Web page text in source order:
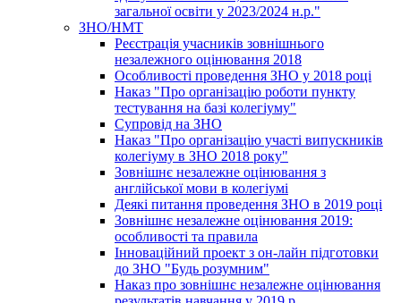
загальної освіти у 2023/2024 н.р."
ЗНО/НМТ
Реєстрація учасників зовнішнього
незалежного оцінювання 2018
Особливості проведення ЗНО у 2018 році
Наказ "Про організацію роботи пункту
тестування на базі колегіуму"
Супровід на ЗНО
Наказ "Про організацію участі випускників
колегіуму в ЗНО 2018 року"
Зовнішнє незалежне оцінювання з
англійської мови в колегіумі
Деякі питання проведення ЗНО в 2019 році
Зовнішнє незалежне оцінювання 2019:
особливості та правила
Інноваційний проект з он-лайн підготовки
до ЗНО "Будь розумним"
Наказ про зовнішнє незалежне оцінювання